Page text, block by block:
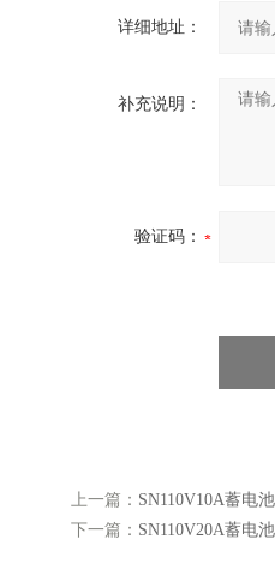
详细地址：
补充说明：
验证码：
上一篇： SN110V10A蓄电
下一篇： SN110V20A蓄电